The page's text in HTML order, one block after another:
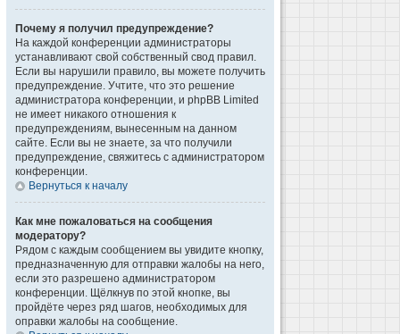
Почему я получил предупреждение?
На каждой конференции администраторы
устанавливают свой собственный свод правил.
Если вы нарушили правило, вы можете получить
предупреждение. Учтите, что это решение
администратора конференции, и phpBB Limited
не имеет никакого отношения к
предупреждениям, вынесенным на данном
сайте. Если вы не знаете, за что получили
предупреждение, свяжитесь с администратором
конференции.
Вернуться к началу
Как мне пожаловаться на сообщения
модератору?
Рядом с каждым сообщением вы увидите кнопку,
предназначенную для отправки жалобы на него,
если это разрешено администратором
конференции. Щёлкнув по этой кнопке, вы
пройдёте через ряд шагов, необходимых для
оправки жалобы на сообщение.